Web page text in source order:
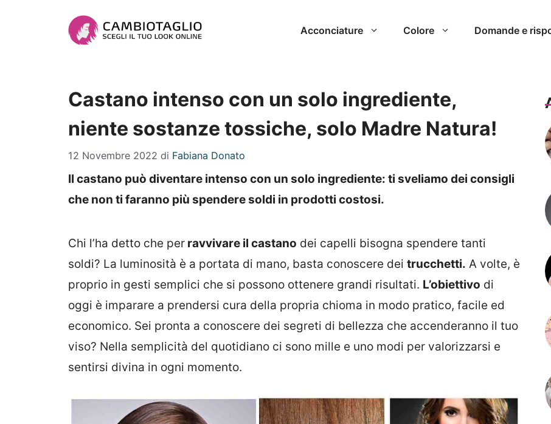
Acconciature Colore Domande e
Castano intenso con un solo ingrediente,
niente sostanze tossiche, solo Madre Natura!
12 Novembre 2022 di Fabiana Donato
Il castano può diventare intenso con un solo ingrediente: ti sveliamo dei consigli
che non ti faranno più spendere soldi in prodotti costosi.
Chi l’ha detto che per ravvivare il castano dei capelli bisogna spendere tanti
soldi? La luminosità è a portata di mano, basta conoscere dei trucchetti. A volte, è
proprio in gesti semplici che si possono ottenere grandi risultati. L’obiettivo di
oggi è imparare a prendersi cura della propria chioma in modo pratico, facile ed
economico. Sei pronta a conoscere dei segreti di bellezza che accenderanno il tuo
viso? Nella semplicità del quotidiano ci sono mille e uno modi per valorizzarsi e
sentirsi divina in ogni momento.